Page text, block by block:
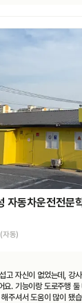
자동차운전전문
자동)
고 자신이 없었는데, 강
요. 기능이랑 도로주행
주셔서 도움이 많이 됐